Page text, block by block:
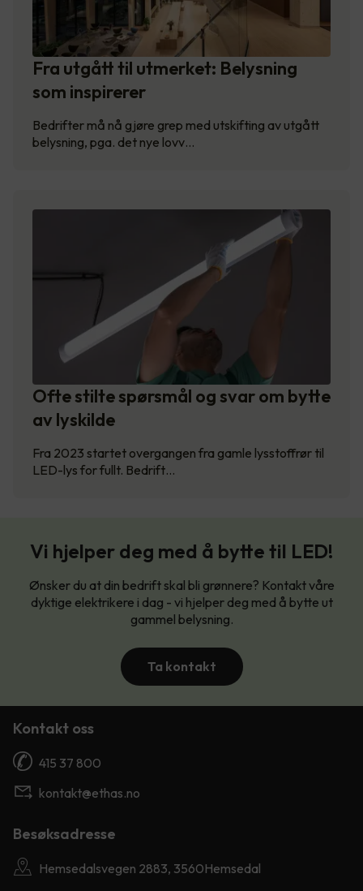
Fra utgått til utmerket: Belysning
som inspirerer
Bedrifter må nå gjøre grep med utskifting av utgått
belysning, pga. det nye lovv…
Ofte stilte spørsmål og svar om bytte
av lyskilde
Fra 2023 startet overgangen fra gamle lysstoffrør til
LED-lys for fullt. Bedrift…
Vi hjelper deg med å bytte til LED!
Ønsker du at din bedrift skal bli grønnere? Kontakt våre
dyktige elektrikere i dag - vi hjelper deg med å bytte ut
gammel belysning.
Ta kontakt
Kontakt oss
415 37 800
kontakt@ethas.no
Besøksadresse
Hemsedalsvegen 2883, 3560Hemsedal